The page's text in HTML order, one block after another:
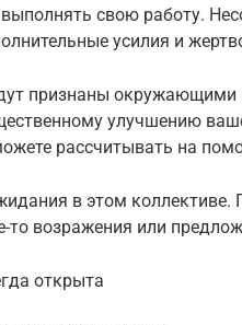
свою работу.
усилия и
признаны
улучшению
рассчитывать на
в этом коллективе.
то возражения или
открыта